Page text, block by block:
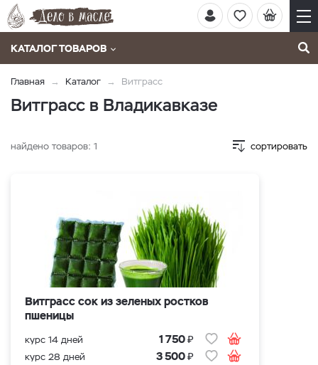
КАТАЛОГ ТОВАРОВ
Главная Каталог Витграсс
Витграсс в Владикавказе
найдено товаров: 1 сортировать
Витграсс сок из зеленых ростков
пшеницы
курс 14 дней 1 750₽
курс 28 дней 3 500₽